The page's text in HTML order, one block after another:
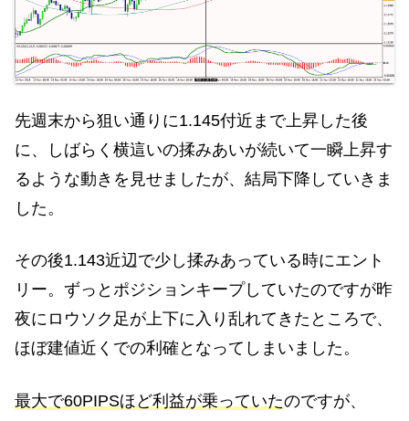
先週末から狙い通りに1.145付近まで上昇した後
に、しばらく横這いの揉みあいが続いて一瞬上昇す
るような動きを見せましたが、結局下降していきま
した。
その後1.143近辺で少し揉みあっている時にエント
リー。ずっとポジションキープしていたのですが昨
夜にロウソク足が上下に入り乱れてきたところで、
ほぼ建値近くでの利確となってしまいました。
最大で60PIPSほど利益が乗っていたのですが、